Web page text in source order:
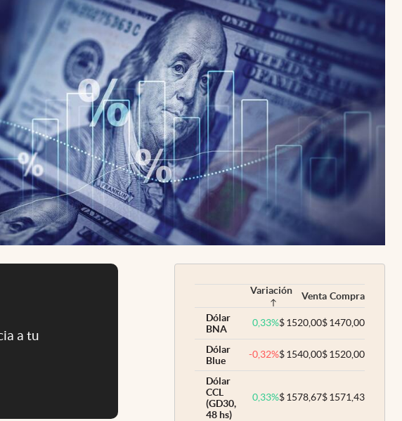
a tu
Variación Venta Compra
Dólar
BNA
0,33%$1520,00$1470,00
Dólar
Blue
-0,32%$1540,00$1520,00
Dólar
CCL
(GD30,
48 hs)
0,33%$1578,67$1571,43